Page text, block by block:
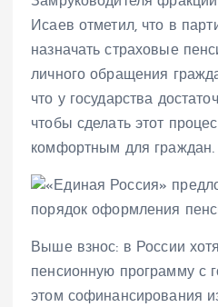
Исаев отметил, что в
назначать страховые
личного обращения
что у государства
чтобы сделать этот
комфортным для граждан.
Выше взнос: в России
пенсионную программу с
этом софинансирования